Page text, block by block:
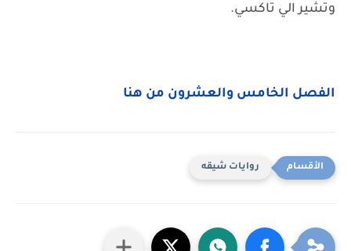
وتشير الي تاكسي.
الفصل الخامس والعشرون من هنا
روايات شيقه